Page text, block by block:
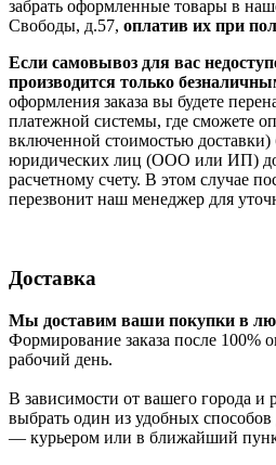
забрать оформленные товары в
Свободы, д.57, оплатив их при
Если самовывоз для вас
производится только
оформления заказа вы будете
платежной системы, где сможете
включенной стоимостью доставки)
юридических лиц (ООО или ИП)
расчетному счету. В этом случае
перезвонит наш менеджер для
Доставка
Мы доставим ваши покупки в
Формирование заказа после 100%
рабочий день.
В зависимости от вашего города и
выбрать один из удобных
— курьером или в ближайший